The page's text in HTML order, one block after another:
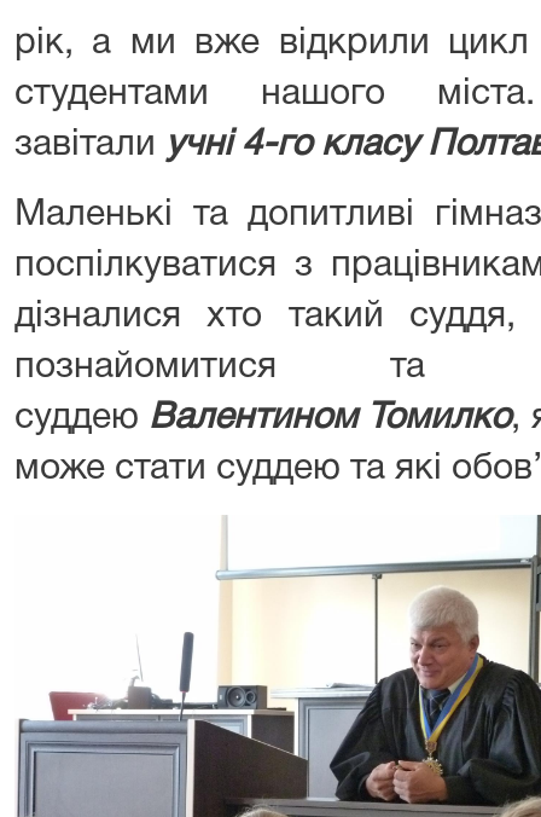
рік, а ми вже відкрили цикл
студентами нашого
завітали учні 4-го класу
Маленькі та допитливі
поспілкуватися з
дізналися хто такий
познайомитися та
суддею Валентином Томилко,
може стати суддею та які